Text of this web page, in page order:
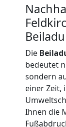
Die
bedeutet
sondern
einer Zeit,
Ihnen die
LKW